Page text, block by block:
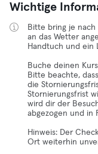
Wichtige
Bitte bring je
an das Wetter
Handtuch und ein
Buche deinen
Bitte beachte,
die
Stornierungsfrist
wird dir der
abgezogen und in
Hinweis: Der
Ort weiterhin